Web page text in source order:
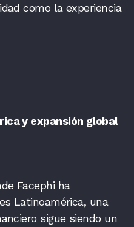
como la experiencia
y expansión global
Facephi ha
Latinoamérica, una
sigue siendo un